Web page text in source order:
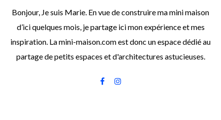
Bonjour, Je suis Marie. En vue de construire ma mini maison
d’ici quelques mois, je partage ici mon expérience et mes
inspiration. La mini-maison.com est donc un espace dédié au
partage de petits espaces et d'architectures astucieuses.